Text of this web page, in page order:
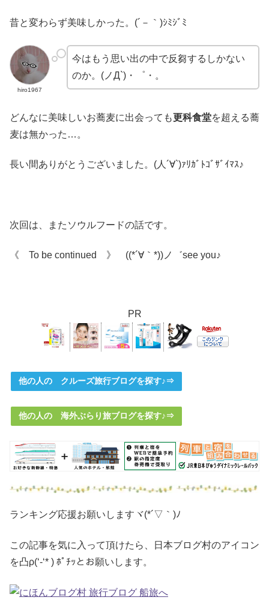
昔と変わらず美味しかった。(´－｀)ｼﾐｼﾞﾐ
hiro1967
今はもう思い出の中で反芻するしかない
のか。(ノД`)・゜・。
どんなに美味しいお蕎麦に出会っても更科食堂を超える蕎
麦は無かった…。
長い間ありがとうございました。(人´∀`)ｧﾘｶﾞﾄｺﾞｻﾞｲﾏｽ♪
次回は、またソウルフードの話です。
《 To be continued 》 ((*´∀｀*))ノ゛see you♪
PR
他の人の クルーズ旅行ブログを探す♪⇒
他の人の 海外ぶらり旅ブログを探す♪⇒
ランキング応援お願いしますヾ(*´▽｀)ﾉ
この記事を気に入って頂けたら、日本ブログ村のアイコン
を凸ρ(‘-‘* ) ﾎﾟﾁｯとお願いします。